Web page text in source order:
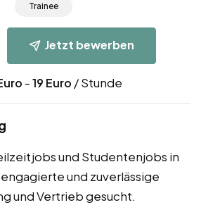
Trainee
Jetzt bewerben
-19 Euro / Stunde
und Studentenjobs in
und zuverlässige
und Vertrieb gesucht.